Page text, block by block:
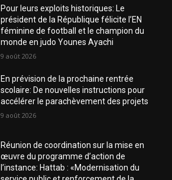
Pour leurs exploits historiques: Le
président de la République félicite l’EN
féminine de football et le champion du
monde en judo Younes Ayachi
9 août 2026
En prévision de la prochaine rentrée
scolaire: De nouvelles instructions pour
accélérer le parachèvement des projets
9 août 2026
Réunion de coordination sur la mise en
œuvre du programme d’action de
l’instance: Hattab : «Modernisation du